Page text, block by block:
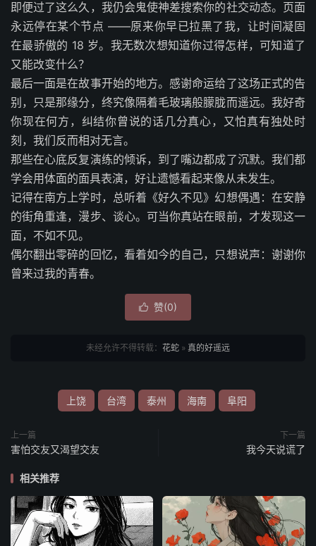
即便过了这么久，我仍会鬼使神差搜索你的社交动态。页面
永远停在某个节点 ——原来你早已拉黑了我，让时间凝固
在最骄傲的 18 岁。我无数次想知道你过得怎样，可知道了
又能改变什么？
最后一面是在故事开始的地方。感谢命运给了这场正式的告
别，只是那缘分，终究像隔着毛玻璃般朦胧而遥远。我好奇
你现在何方，纠结你曾说的话几分真心，又怕真有独处时
刻，我们反而相对无言。
那些在心底反复演练的倾诉，到了嘴边都成了沉默。我们都
学会用体面的面具表演，好让遗憾看起来像从未发生。
记得在南方上学时，总听着《好久不见》幻想偶遇：在安静
的街角重逢，漫步、谈心。可当你真站在眼前，才发现这一
面，不如不见。
偶尔翻出零碎的回忆，看着如今的自己，只想说声：谢谢你
曾来过我的青春。
 赞(0)
未经允许不得转载： 花蛇 » 真的好遥远
上饶 台湾 泰州 海南 阜阳
上一篇
害怕交友又渴望交友
下一篇
我今天说谎了
相关推荐